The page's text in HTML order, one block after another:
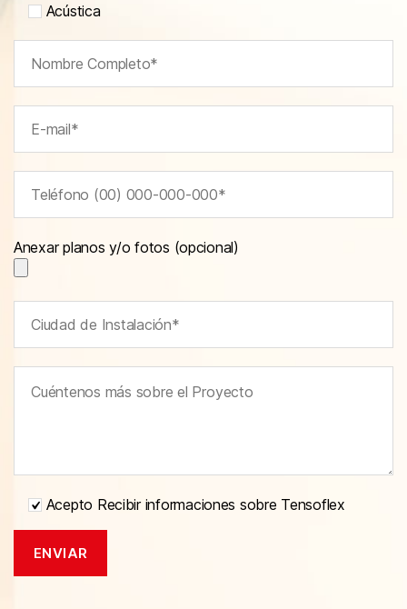
Acústica
Anexar planos y/o fotos (opcional)
Acepto Recibir informaciones sobre Tensoflex